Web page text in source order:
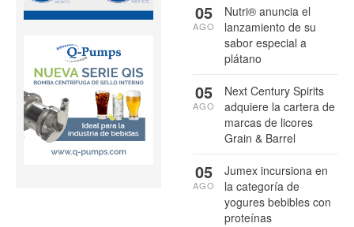
Nutri® anuncia el
lanzamiento de su
sabor especial a
plátano
05
AGO
Next Century Spirits
adquiere la cartera de
marcas de licores
Grain & Barrel
05
AGO
Jumex incursiona en
la categoría de
yogures bebibles con
proteínas
05
AGO